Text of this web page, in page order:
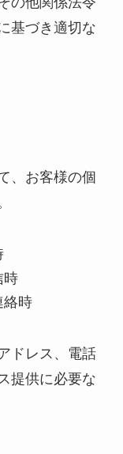
基づき適切な
、お客様の個
時
絡時
ドレス、電話
提供に必要な